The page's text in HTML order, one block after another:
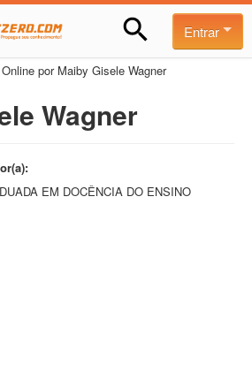
Entrar
por Maiby Gisele Wagner
Wagner
EM DOCÊNCIA DO ENSINO